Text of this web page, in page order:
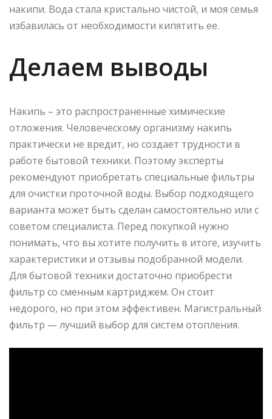
накипи. Вода стала кристально чистой, и моя семья
избавилась от необходимости кипятить ее.
Делаем выводы
Накипь – это распространенные химические
отложения. Человеческому организму накипь
практически не вредит, но создает трудности в
работе бытовой техники. Поэтому эксперты
рекомендуют приобретать специальные фильтры
для очистки проточной воды. Выбор подходящего
варианта может быть сделан самостоятельно или с
советом специалиста. Перед покупкой нужно
понимать, что вы хотите получить в итоге, изучить
характеристики и отзывы подобранной модели.
Для бытовой техники достаточно приобрести
фильтр со сменным картриджем. Он стоит
недорого, но при этом эффективен. Магистральный
фильтр — лучший выбор для систем отопления.